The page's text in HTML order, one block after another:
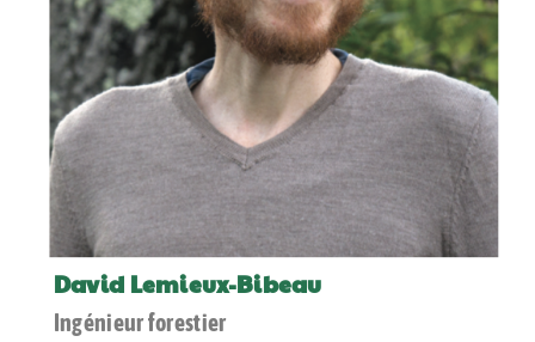
David Lemieux-Bibeau
Ingénieur forestier